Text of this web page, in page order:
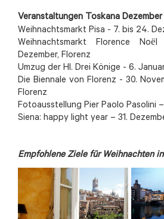
Veranstaltungen Toskana Dezember
Weihnachtsmarkt Pisa - 7. bis 24.
Weihnachtsmarkt Florence
Dezember, Florenz
Umzug der Hl. Drei Könige - 6.
Die Biennale von Florenz - 30.
Florenz
Fotoausstellung Pier Paolo Pasolini
Siena: happy light year – 31.
Empfohlene Ziele für Weihnachten